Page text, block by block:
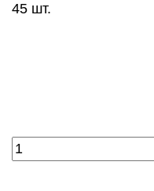
45 шт.